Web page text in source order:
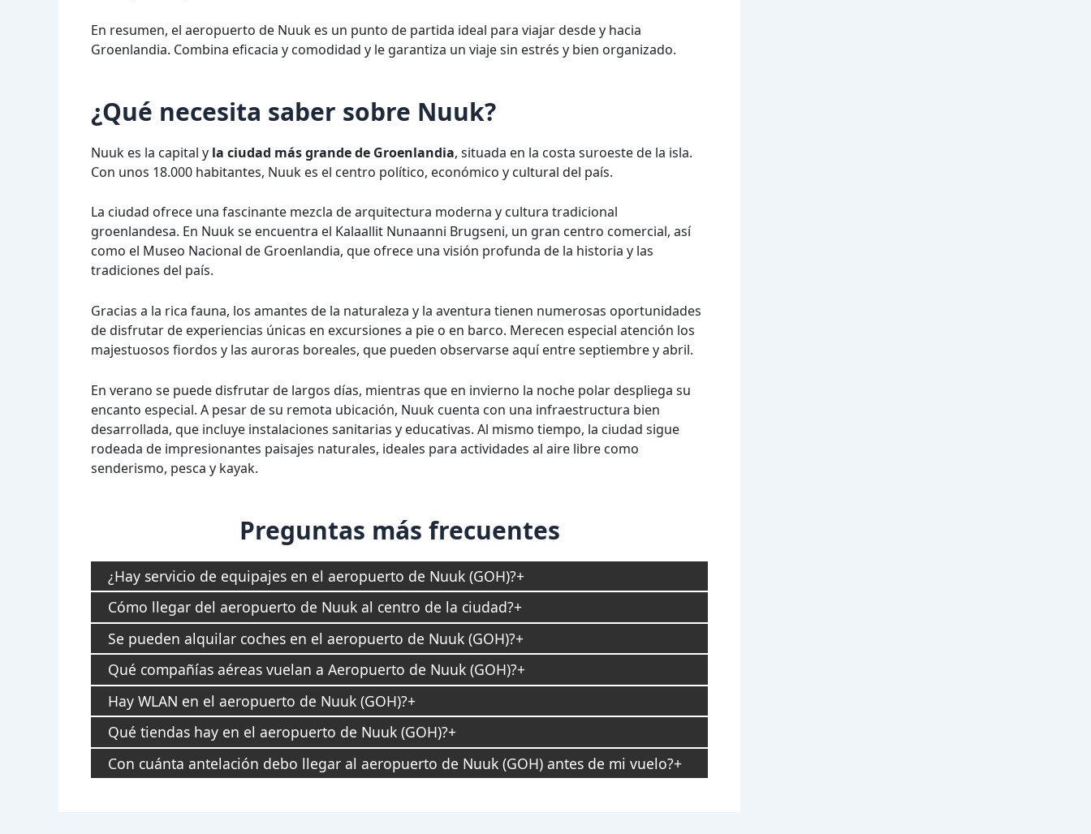
En resumen, el aeropuerto de Nuuk es un punto de partida ideal para viajar desde y hacia
Groenlandia. Combina eficacia y comodidad y le garantiza un viaje sin estrés y bien organizado.
¿Qué necesita saber sobre Nuuk?
Nuuk es la capital y la ciudad más grande de Groenlandia, situada en la costa suroeste de la isla.
Con unos 18.000 habitantes, Nuuk es el centro político, económico y cultural del país.
La ciudad ofrece una fascinante mezcla de arquitectura moderna y cultura tradicional
groenlandesa. En Nuuk se encuentra el Kalaallit Nunaanni Brugseni, un gran centro comercial, así
como el Museo Nacional de Groenlandia, que ofrece una visión profunda de la historia y las
tradiciones del país.
Gracias a la rica fauna, los amantes de la naturaleza y la aventura tienen numerosas oportunidades
de disfrutar de experiencias únicas en excursiones a pie o en barco. Merecen especial atención los
majestuosos fiordos y las auroras boreales, que pueden observarse aquí entre septiembre y abril.
En verano se puede disfrutar de largos días, mientras que en invierno la noche polar despliega su
encanto especial. A pesar de su remota ubicación, Nuuk cuenta con una infraestructura bien
desarrollada, que incluye instalaciones sanitarias y educativas. Al mismo tiempo, la ciudad sigue
rodeada de impresionantes paisajes naturales, ideales para actividades al aire libre como
senderismo, pesca y kayak.
Preguntas más frecuentes
¿Hay servicio de equipajes en el aeropuerto de Nuuk (GOH)?
Cómo llegar del aeropuerto de Nuuk al centro de la ciudad?
Se pueden alquilar coches en el aeropuerto de Nuuk (GOH)?
Qué compañías aéreas vuelan a Aeropuerto de Nuuk (GOH)?
Hay WLAN en el aeropuerto de Nuuk (GOH)?
Qué tiendas hay en el aeropuerto de Nuuk (GOH)?
Con cuánta antelación debo llegar al aeropuerto de Nuuk (GOH) antes de mi vuelo?